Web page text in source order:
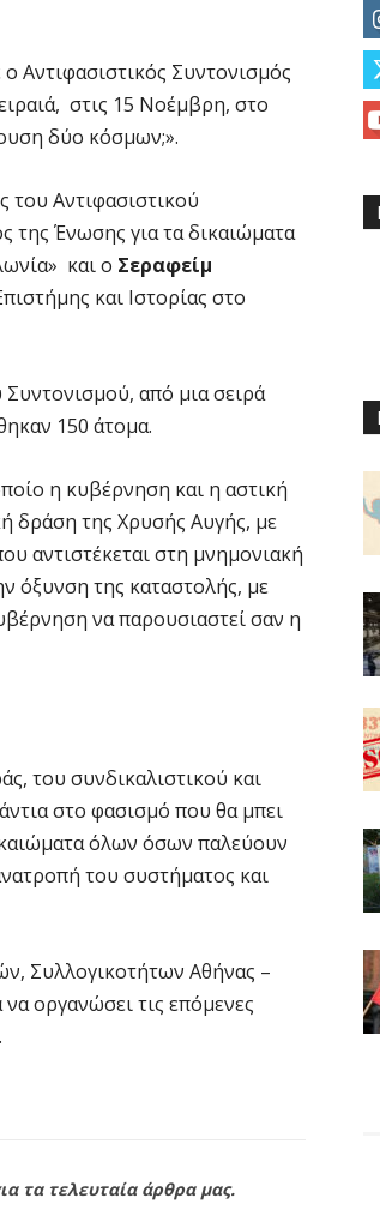
Συντονισμός
στις 15 Νοέμβρη, στο
δύο κόσμων;».
του Αντιφασιστικού
της Ένωσης για τα δικαιώματα
και ο Σεραφείμ
και Ιστορίας στο
από μια σειρά
150 άτομα.
η κυβέρνηση και η αστική
δράση της Χρυσής Αυγής, με
αντιστέκεται στη μνημονιακή
όξυνση της καταστολής, με
να παρουσιαστεί σαν η
του συνδικαλιστικού και
στο φασισμό που θα μπει
όλων όσων παλεύουν
του συστήματος και
Συλλογικοτήτων Αθήνας –
οργανώσει τις επόμενες
τα τελευταία άρθρα μας.